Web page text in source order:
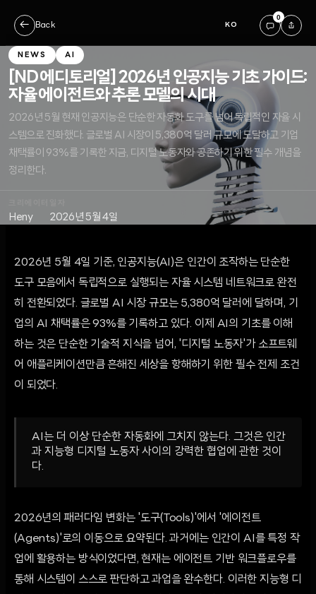
← Back KO
0
NEWS AI
[ND 에디토리얼] 2026년 인공지능 기초 가이드:
자율 에이전트와 추론 모델의 시대
2026년 5월 현재 인공지능은 단순한 자동화 도구를 넘어 독립적인 자율 시
스템으로 진화했다. 글로벌 AI 시장이 5,380억 달러 규모에 도달하고 기업
채택률이 93%를 기록한 지금, 디지털 노동자와 공존하기 위한 필수 개념을
정리한다.
Heny 2026년 5월 4일
2026년 5월 4일 기준, 인공지능(AI)은 인간이 조작하는 단순한
도구 모음에서 독립적으로 실행되는 자율 시스템 네트워크로 완전
히 전환되었다. 글로벌 AI 시장 규모는 5,380억 달러에 달하며, 기
업의 AI 채택률은 93%를 기록하고 있다. 이제 AI의 기초를 이해
하는 것은 단순한 기술적 지식을 넘어, '디지털 노동자'가 소프트웨
어 애플리케이션만큼 흔해진 세상을 항해하기 위한 필수 전제 조건
이 되었다.
AI는 더 이상 단순한 자동화에 그치지 않는다. 그것은 인간
과 지능형 디지털 노동자 사이의 강력한 협업에 관한 것이
다.
2026년의 패러다임 변화는 '도구(Tools)'에서 '에이전트
(Agents)'로의 이동으로 요약된다. 과거에는 인간이 AI를 특정 작
업에 활용하는 방식이었다면, 현재는 에이전트 기반 워크플로우를
통해 시스템이 스스로 판단하고 과업을 완수한다. 이러한 지능형 디